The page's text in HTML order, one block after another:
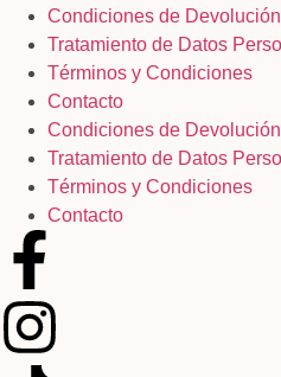
Condiciones de Devolución
Tratamiento de Datos
Términos y Condiciones
Contacto
Condiciones de Devolución
Tratamiento de Datos
Términos y Condiciones
Contacto